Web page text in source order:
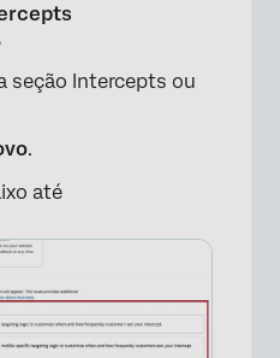
seção Intercepts ou
.
até